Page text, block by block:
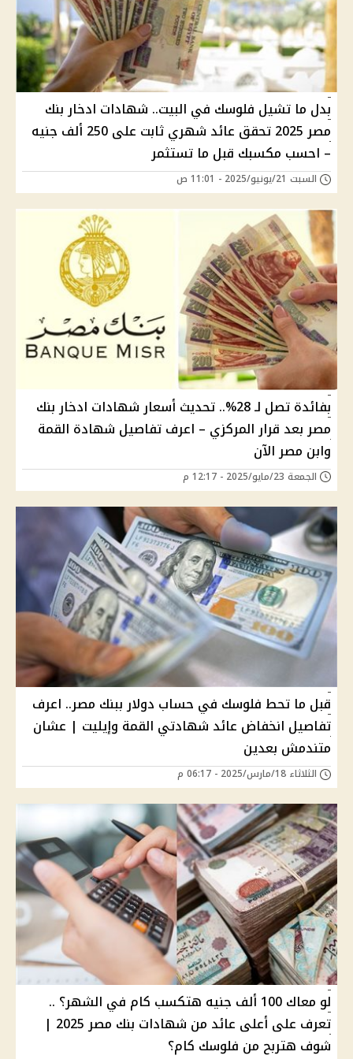
بدل ما تشيل فلوسك في البيت.. شهادات ادخار بنك
مصر 2025 تحقق عائد شهري ثابت على 250 ألف جنيه
– احسب مكسبك قبل ما تستثمر
السبت 21/يونيو/2025 - 11:01 ص
بفائدة تصل لـ 28%.. تحديث أسعار شهادات ادخار بنك
مصر بعد قرار المركزي – اعرف تفاصيل شهادة القمة
وابن مصر الآن
الجمعة 23/مايو/2025 - 12:17 م
قبل ما تحط فلوسك في حساب دولار ببنك مصر.. اعرف
تفاصيل انخفاض عائد شهادتي القمة وإيليت | عشان
متندمش بعدين
الثلاثاء 18/مارس/2025 - 06:17 م
لو معاك 100 ألف جنيه هتكسب كام في الشهر؟ ..
تعرف على أعلى عائد من شهادات بنك مصر 2025 |
شوف هتربح من فلوسك كام؟